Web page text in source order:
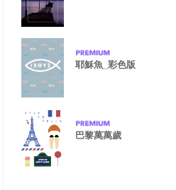
耶穌魚_彩色版
巴黎萬萬歲